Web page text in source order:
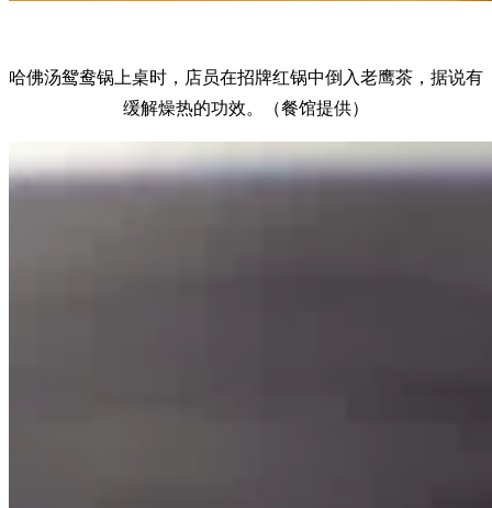
哈佛汤鸳鸯锅上桌时，店员在招牌红锅中倒入老鹰茶，据说有
缓解燥热的功效。（餐馆提供）